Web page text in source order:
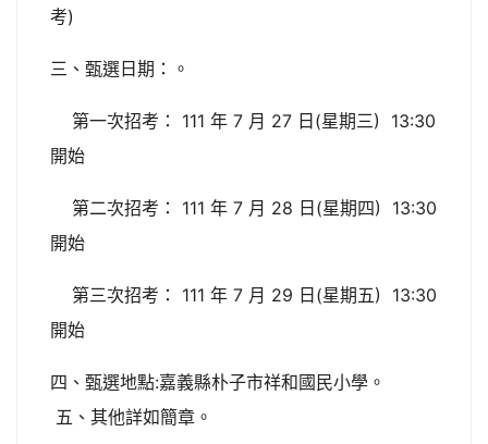
考)
三、甄選日期：。
第一次招考： 111 年 7 月 27 日(星期三) 13:30
開始
第二次招考： 111 年 7 月 28 日(星期四) 13:30
開始
第三次招考： 111 年 7 月 29 日(星期五) 13:30
開始
四、甄選地點:嘉義縣朴子市祥和國民小學。
五、其他詳如簡章。